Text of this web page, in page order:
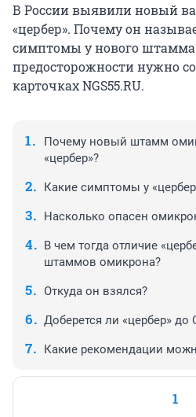
В России выявили новый
«цербер». Почему он
симптомы у нового
предосторожности нужно
карточках NGS55.RU.
Почему новый штамм
«цербер»?
Какие симптомы у
Насколько опасен
В чем тогда отличие
штаммов омикрона?
Откуда он взялся?
Доберется ли «цербер» до
Какие рекомендации
1